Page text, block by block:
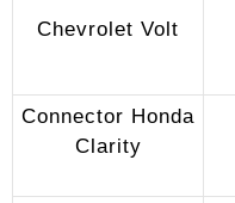
Chevrolet Volt
Connector Honda
Clarity